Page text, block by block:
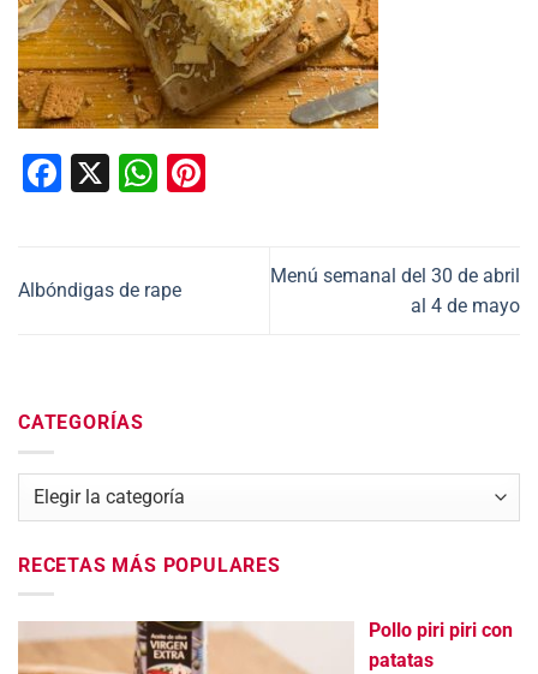
Facebook
X WhatsApp
Albóndigas de rape
Menú semanal del 30 de abril
al 4 de mayo
CATEGORÍAS
Categorías
RECETAS MÁS POPULARES
Pollo piri piri con
patatas